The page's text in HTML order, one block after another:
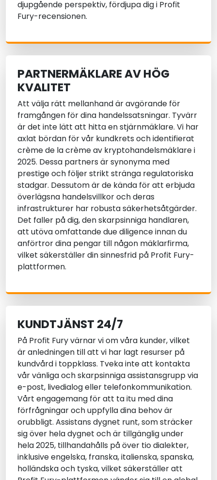
djupgående perspektiv, fördjupa dig i Profit
Fury-recensionen.
PARTNERMÄKLARE AV HÖG
KVALITET
Att välja rätt mellanhand är avgörande för
framgången för dina handelssatsningar. Tyvärr
är det inte lätt att hitta en stjärnmäklare. Vi har
axlat bördan för vår kundkrets och identifierat
crème de la crème av kryptohandelsmäklare i
2025. Dessa partners är synonyma med
prestige och följer strikt stränga regulatoriska
stadgar. Dessutom är de kända för att erbjuda
överlägsna handelsvillkor och deras
infrastrukturer har robusta säkerhetsåtgärder.
Det faller på dig, den skarpsinniga handlaren,
att utöva omfattande due diligence innan du
anförtror dina pengar till någon mäklarfirma,
vilket säkerställer din sinnesfrid på Profit Fury-
plattformen.
KUNDTJÄNST 24/7
På Profit Fury värnar vi om våra kunder, vilket
är anledningen till att vi har lagt resurser på
kundvård i toppklass. Tveka inte att kontakta
vår vänliga och skarpsinniga assistansgrupp via
e-post, livedialog eller telefonkommunikation.
Vårt engagemang för att ta itu med dina
förfrågningar och uppfylla dina behov är
orubbligt. Assistans dygnet runt, som sträcker
sig över hela dygnet och är tillgänglig under
hela 2025, tillhandahålls på över tio dialekter,
inklusive engelska, franska, italienska, spanska,
holländska och tyska, vilket säkerställer att